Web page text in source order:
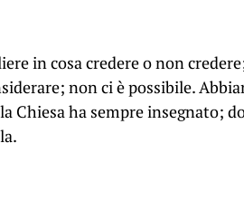
in cosa credere o non
non ci è possibile.
Chiesa ha sempre insegnato;